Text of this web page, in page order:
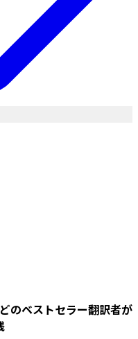
のベストセラー翻訳者が